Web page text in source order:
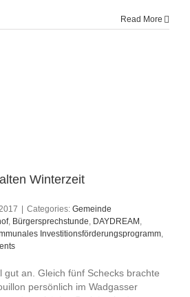
Read More
Winterzeit
Categories: Gemeinde
, Bürgersprechstunde, DAYDREAM ,
Investitionsförderungsprogramm,
gut an. Gleich fünf Schecks brachte
persönlich im Wadgasser